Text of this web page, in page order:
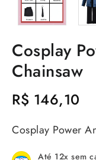
Cosplay
Chainsaw
R$ 146,10
Cosplay Power
Até 12x sem